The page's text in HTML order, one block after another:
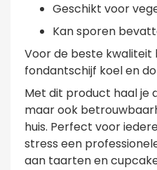
Geschikt voor
Kan sporen
Voor de beste kwaliteit
fondantschijf koel en
Met dit product haal je
maar ook
huis. Perfect voor
stress een
aan taarten en